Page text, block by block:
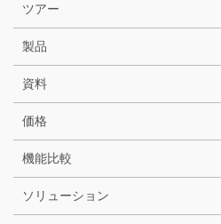
ツアー
製品
資料
価格
機能比較
ソリューション